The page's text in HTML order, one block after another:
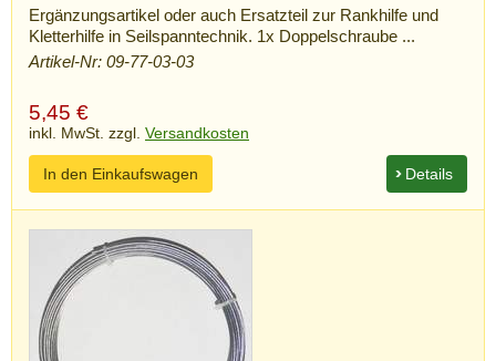
Ergänzungsartikel oder auch Ersatzteil zur Rankhilfe und
Kletterhilfe in Seilspanntechnik. 1x Doppelschraube ...
Artikel-Nr: 09-77-03-03
5,45 €
inkl. MwSt. zzgl. Versandkosten
Details
In den Einkaufswagen